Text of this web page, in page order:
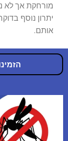
מורחקת אך לא
יתרון נוסף
אותם.
הזמינו